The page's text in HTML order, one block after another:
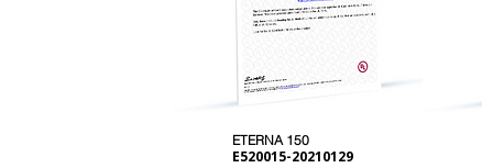
ETERNA 150
E520015-20210129